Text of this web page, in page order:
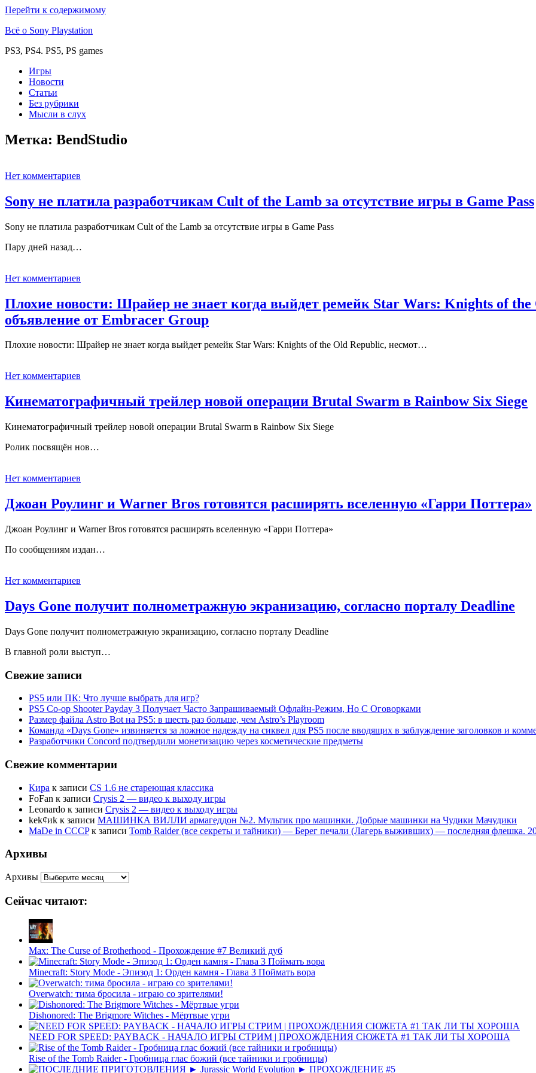
Перейти к содержимому
Всё о Sony Playstation
PS3, PS4. PS5, PS games
Игры
Новости
Статьи
Без рубрики
Мысли в слух
Метка: BendStudio
Нет комментариев
Sony не платила разработчикам Cult of the Lamb за отсутствие игры в Game Pass
Sony не платила разработчикам Cult of the Lamb за отсутствие игры в Game Pass
Пару дней назад…
Нет комментариев
Плохие новости: Шрайер не знает когда выйдет ремейк Star Wars: Knights of the
объявление от Embracer Group
Плохие новости: Шрайер не знает когда выйдет ремейк Star Wars: Knights of the Old Republic, несмот…
Нет комментариев
Кинематографичный трейлер новой операции Brutal Swarm в Rainbow Six Siege
Кинематографичный трейлер новой операции Brutal Swarm в Rainbow Six Siege
Ролик посвящён нов…
Нет комментариев
Джоан Роулинг и Warner Bros готовятся расширять вселенную «Гарри Поттера»
Джоан Роулинг и Warner Bros готовятся расширять вселенную «Гарри Поттера»
По сообщениям издан…
Нет комментариев
Days Gone получит полнометражную экранизацию, согласно порталу Deadline
Days Gone получит полнометражную экранизацию, согласно порталу Deadline
В главной роли выступ…
Свежие записи
PS5 или ПК: Что лучше выбрать для игр?
PS5 Co-op Shooter Payday 3 Получает Часто Запрашиваемый Офлайн-Режим, Но С Оговорками
Размер файла Astro Bot на PS5: в шесть раз больше, чем Astro’s Playroom
Команда «Days Gone» извиняется за ложное надежду на сиквел для PS5 после вводящих в заблуждение заголовков и
Разработчики Concord подтвердили монетизацию через косметические предметы
Свежие комментарии
Кира к записи CS 1.6 не стареющая классика
FoFan к записи Crysis 2 — видео к выходу игры
Leonardo к записи Crysis 2 — видео к выходу игры
kek¢иk к записи МАШИНКА ВИЛЛИ армагеддон №2. Мультик про машинки. Добрые машинки на Чудики Мачудики
MaDe in CCCPк записи Tomb Raider (все секреты и тайники) — Берег печали (Лагерь выживших) — последняя флешка.
Архивы
Архивы
Сейчас читают:
Max: The Curse of Brotherhood - Прохождение #7 Великий дуб
Minecraft: Story Mode - Эпизод 1: Орден камня - Глава 3 Поймать вора
Overwatch: тима бросила - играю со зрителями!
Dishonored: The Brigmore Witches - Мёртвые угри
NEED FOR SPEED: PAYBACK - НАЧАЛО ИГРЫ СТРИМ | ПРОХОЖДЕНИЯ СЮЖЕТА #1 ТАК ЛИ ТЫ ХОРОША
Rise of the Tomb Raider - Гробница глас божий (все тайники и гробницы)